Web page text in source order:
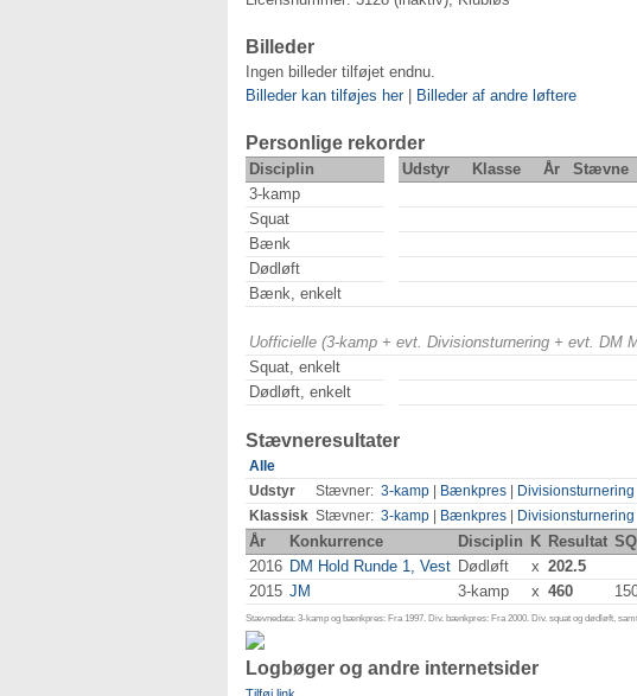
Billeder
Ingen billeder tilføjet endnu.
Billeder kan tilføjes her| Billeder af andre løftere
Personlige rekorder
Disciplin Udstyr Klasse År Stævne
3-kamp
Squat
Bænk
Dødløft
Bænk, enkelt
Uofficielle (3-kamp + evt. Divisionsturnering + evt.
Squat, enkelt
Dødløft, enkelt
Stævneresultater
Alle
Udstyr
Stævner: 3-kamp Bænkpres Divisionsturnering
Klassisk Stævner: 3-kamp Bænkpres Divisionsturnering
År Konkurrence Disciplin K Resultat SQ
2016 DM Hold Runde 1, Vest Dødløft x 202.5
2015 JM 3-kamp x 460
Stævnedata: 3-kamp og bænkpres: Fra 1997. Div. bænkpres: Fra 2000. Div. squat og dødløft,
Logbøger og andre internetsider